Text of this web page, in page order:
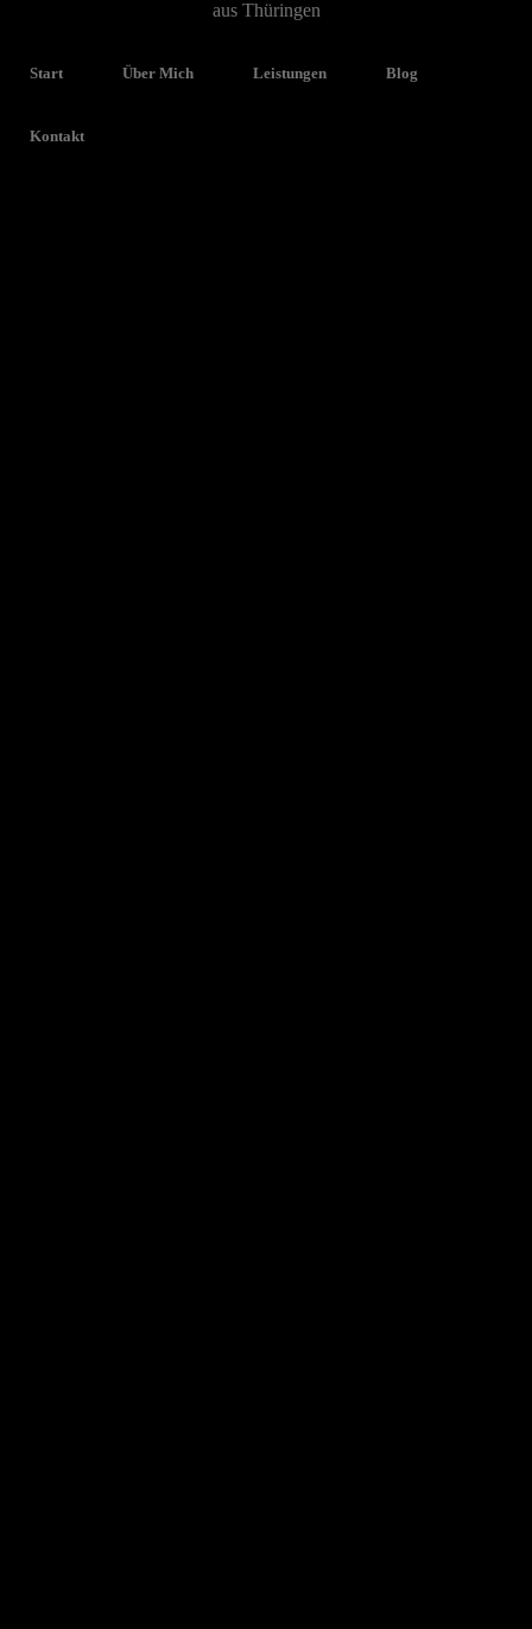
Start Über Mich Leistungen Blog
Kontakt
WER LEBT, SIEHT VIEL.
WER REIST, SIEHT MEHR.